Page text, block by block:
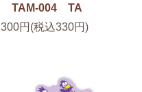
TAM-004 TA
300円(税込330円)